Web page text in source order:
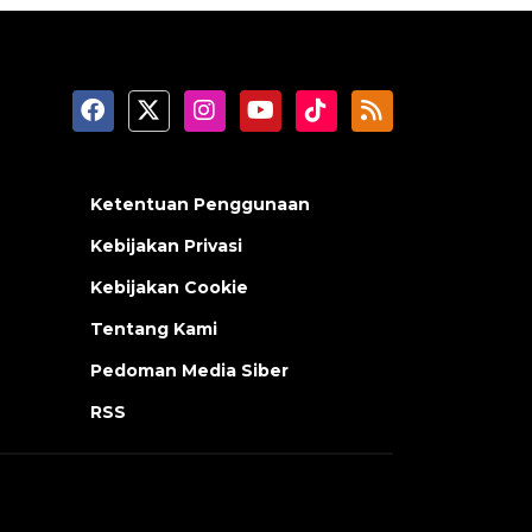
Ketentuan Penggunaan
Kebijakan Privasi
Kebijakan Cookie
Tentang Kami
Pedoman Media Siber
RSS